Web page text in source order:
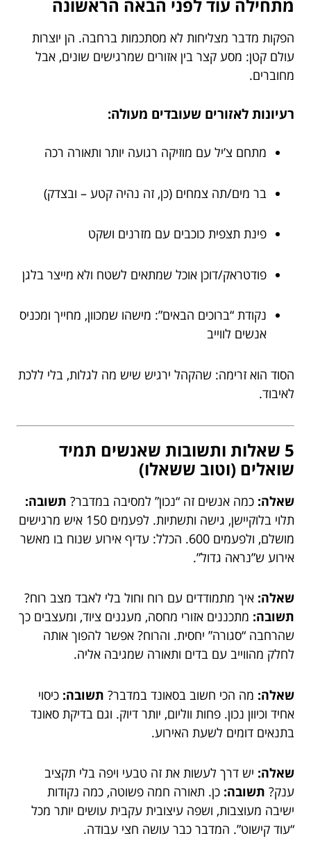
מתחילה עוד לפני הבאה הראשונה
הפקות מדבר מצליחות לא מסתכמות ברחבה. הן יוצרות
עולם קטן: מסע קצר בין אזורים שמרגישים שונים, אבל
מחוברים.
רעיונות לאזורים שעובדים מעולה:
מתחם צ’יל עם מוזיקה רגועה יותר ותאורה רכה
בר מים/תה צמחים (כן, זה נהיה קטע – ובצדק)
פינת תצפית כוכבים עם מזרנים ושקט
פודטראק/דוכן אוכל שמתאים לשטח ולא מייצר בלגן
נקודת “ברוכים הבאים”: מישהו שמכוון, מחייך ומכניס
אנשים לווייב
הסוד הוא זרימה: שהקהל ירגיש שיש מה לגלות, בלי ללכת
לאיבוד.
5 שאלות ותשובות שאנשים תמיד
שואלים (וטוב ששאלו)
שאלה: כמה אנשים זה “נכון” למסיבה במדבר? תשובה:
תלוי בלוקיישן, גישה ותשתיות. לפעמים 150 איש מרגישים
מושלם, ולפעמים 600. הכלל: עדיף אירוע שנוח בו מאשר
אירוע ש”נראה גדול”.
שאלה: איך מתמודדים עם רוח וחול בלי לאבד מצב רוח?
תשובה: מתכננים אזורי מחסה, מעגנים ציוד, ומעצבים כך
שהרחבה “סגורה” יחסית. והרוח? אפשר להפוך אותה
לחלק מהווייב עם בדים ותאורה שמגיבה אליה.
שאלה: מה הכי חשוב בסאונד במדבר? תשובה: כיסוי
אחיד וכיוון נכון. פחות ווליום, יותר דיוק. וגם בדיקת סאונד
בתנאים דומים לשעת האירוע.
שאלה: יש דרך לעשות את זה טבעי ויפה בלי תקציב
ענק? תשובה: כן. תאורה חמה פשוטה, כמה נקודות
ישיבה מעוצבות, ושפה עיצובית עקבית עושים יותר מכל
“עוד קישוט”. המדבר כבר עושה חצי עבודה.